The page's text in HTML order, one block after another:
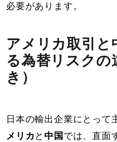
必要があります。
アメリカ取引と
る為替リスクの
き）
日本の輸出企業にとって
メリカ と 中国 では、直面